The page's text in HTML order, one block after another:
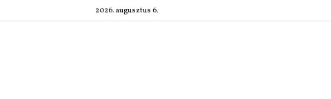
2026. augusztus 6.